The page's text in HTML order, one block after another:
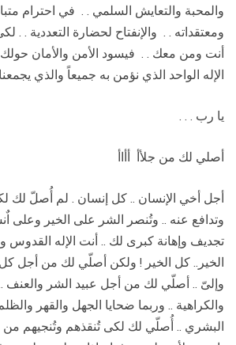
والمحبة والتعايش السلمي . . في احترام
ومعتقداته . . والإنفتاح لحضارة التعددية .
أنت ومن معك . . فيسود الأمن والأمان
الإله الواحد الذي نؤمن به جميعاً والذي
يا رب . . .
أصلي لك من جلأأ أأاأ
أجل أخي الإنسان .. كل إنسان . لم أُصلّ لك
وتدافع عنه .. وتُنصر الشر على الخير وعلى
تجديف وإهانة كبرى لك .. أنت الإله القدوس
الخير.. كل الخير ! ولكن أصلّي لك من أجل
وإلىّ .. أصلّي لك من أجل عبيد الشر والعنف ..
والكراهية .. وربما ضحايا الجهل والقهر
البشري .. أُصلّي لك لكى تُنقذهم وتُنجيهم من